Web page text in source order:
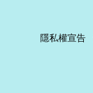
隱私權宣告